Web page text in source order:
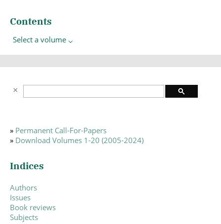
Contents
Select a volume
» Permanent Call-For-Papers
» Download Volumes 1-20 (2005-2024)
Indices
Authors
Issues
Book reviews
Subjects